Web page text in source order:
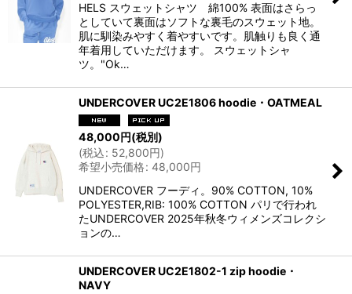
HELS スウェットシャツ 綿100% 表面はさらっ
としていて裏面はソフトな裏毛のスウェット地。
肌に馴染みやすく着やすいです。肌触りも良く通
年着用していただけます。 スウェットシャ
ツ。"Ok…
UNDERCOVER UC2E1806 hoodie・OATMEAL
48,000円(税別)
(税込: 52,800円)
希望小売価格: 48,000円
UNDERCOVER フーディ。90% COTTON, 10%
POLYESTER,RIB: 100% COTTON パリで行われ
たUNDERCOVER 2025年秋冬ウィメンズコレクシ
ョンの…
UNDERCOVER UC2E1802-1 zip hoodie・
NAVY